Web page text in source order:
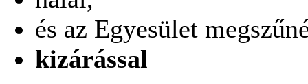
és az Egyesület
kizárással